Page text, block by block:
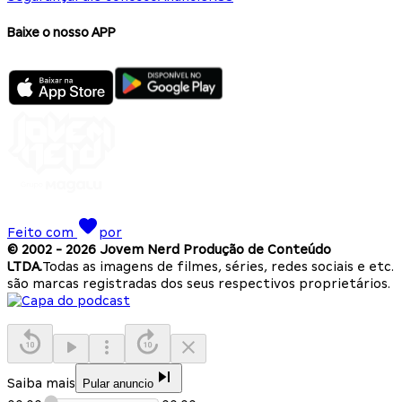
Baixe o nosso APP
Feito com
por
© 2002 - 2026 Jovem Nerd Produção de Conteúdo
LTDA.Todas as imagens de filmes, séries, redes sociais e etc.
são marcas registradas dos seus respectivos proprietários.
Saiba mais Pular anuncio